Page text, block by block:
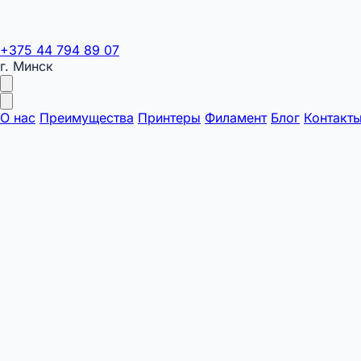
+375 44 794 89 07
г. Минск
О нас Преимущества Принтеры Филамент Блог